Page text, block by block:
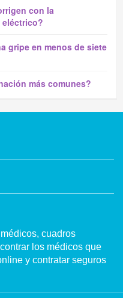
con la
gripe en menos de siete
más comunes?
cuadros
los médicos que
y contratar seguros